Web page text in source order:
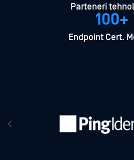
Parteneri
100+
Endpoint Cert.